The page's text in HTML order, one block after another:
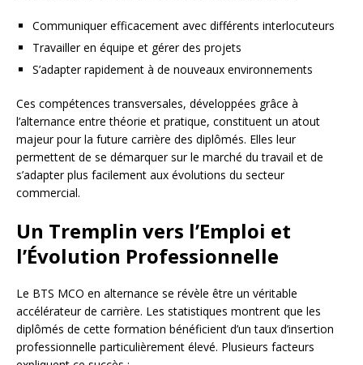
Communiquer efficacement avec différents interlocuteurs
Travailler en équipe et gérer des projets
S’adapter rapidement à de nouveaux environnements
Ces compétences transversales, développées grâce à
l’alternance entre théorie et pratique, constituent un atout
majeur pour la future carrière des diplômés. Elles leur
permettent de se démarquer sur le marché du travail et de
s’adapter plus facilement aux évolutions du secteur
commercial.
Un Tremplin vers l’Emploi et
l’Évolution Professionnelle
Le BTS MCO en alternance se révèle être un véritable
accélérateur de carrière. Les statistiques montrent que les
diplômés de cette formation bénéficient d’un taux d’insertion
professionnelle particulièrement élevé. Plusieurs facteurs